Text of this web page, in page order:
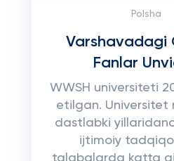
Polsha
Varshavadagi
Fanlar
WWSH universiteti
etilgan. Universitet
dastlabki
ijtimoiy
talabalarda katta